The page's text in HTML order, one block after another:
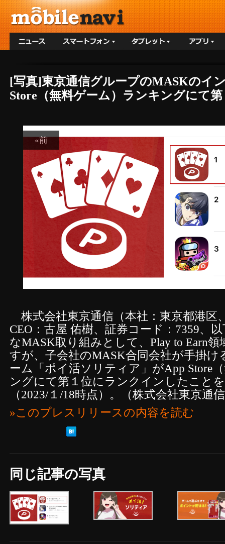
[写真]東京通信グループのMASKのイ
Store（無料ゲーム）ランキングにて
«前
株式会社東京通信（本社：東京都港区
CEO：古屋 佑樹、証券コード：7359、
なMASK取り組みとして、Play to Earn
すが、子会社のMASK合同会社が手掛
ーム「ポイ活ソリティア」がApp Store
ングにて第１位にランクインしたこと
（2023/１/18時点）。（株式会社東京通
»このプレスリリースの内容を読む
同じ記事の写真